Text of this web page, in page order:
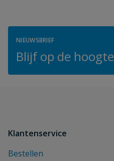
NIEUWSBRIEF
Blijf op de
Klantenservice
Bestellen